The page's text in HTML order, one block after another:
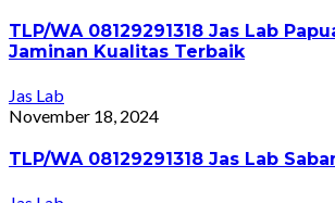
TLP/WA 08129291318 Jas Lab
Jaminan Kualitas Terbaik
Jas Lab
November 18, 2024
TLP/WA 08129291318 Jas Lab